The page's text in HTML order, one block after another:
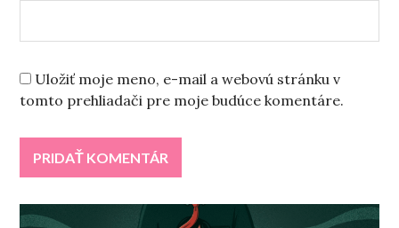
Uložiť moje meno, e-mail a webovú stránku v
tomto prehliadači pre moje budúce komentáre.